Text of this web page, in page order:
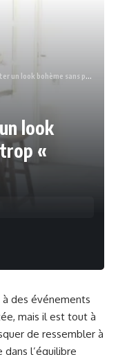
bohème sans paraître trop « festival ».
look
«
des événements
mais il est tout à
de ressembler à
l’équilibre